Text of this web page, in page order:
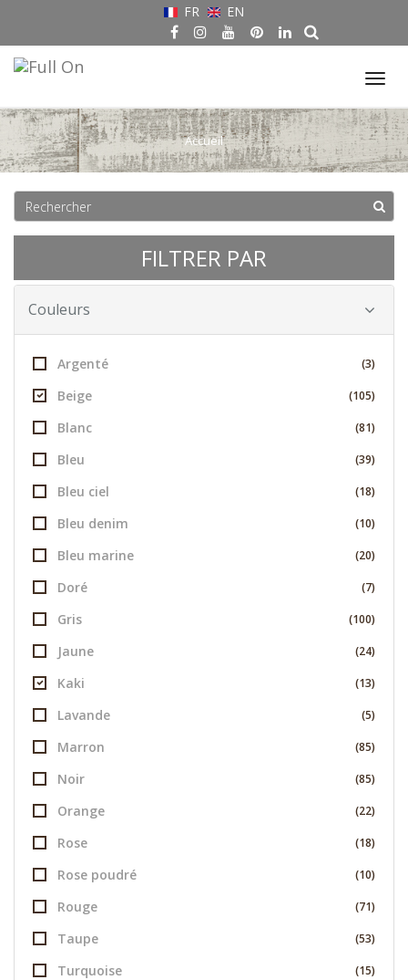
FR EN
Accueil
FILTRER PAR
Couleurs
Argenté (3)
Beige (105)
Blanc (81)
Bleu (39)
Bleu ciel (18)
Bleu denim (10)
Bleu marine (20)
Doré (7)
Gris (100)
Jaune (24)
Kaki (13)
Lavande (5)
Marron (85)
Noir (85)
Orange (22)
Rose (18)
Rose poudré (10)
Rouge (71)
Taupe (53)
Turquoise (15)